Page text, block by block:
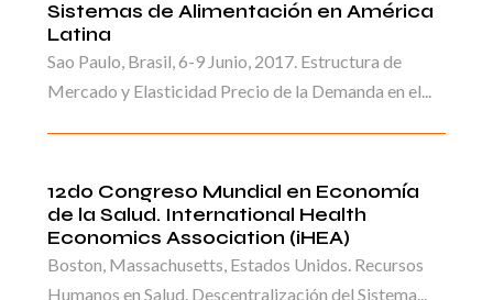
Sistemas de Alimentación en América
Latina
Sao Paulo, Brasil, 6-9 Junio, 2017. Estructura de
Mercado y Elasticidad Precio de la Demanda en el...
12do Congreso Mundial en Economía
de la Salud. International Health
Economics Association (iHEA)
Boston, Massachusetts, Estados Unidos. Recursos
Humanos en Salud. Descentralización del Sistema...